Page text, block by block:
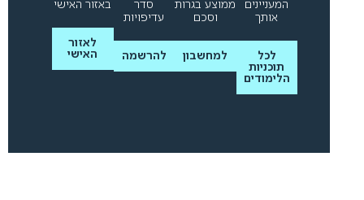
המעניינים
תוכניות
הלימודים
ממוצע בגרות
למחשבון
סדר
עדיפויות
להרשמה
באזור האישי
לאזור
האישי